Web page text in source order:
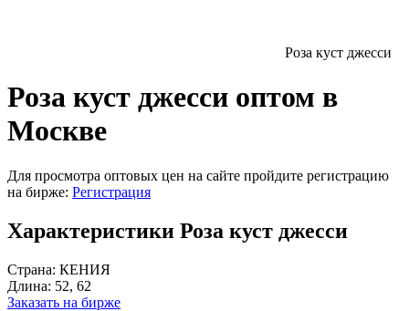
Роза куст джесси
Роза куст джесси оптом в
Москве
Для просмотра оптовых цен на сайте пройдите регистрацию
на бирже: Регистрация
Характеристики Роза куст джесси
Страна: КЕНИЯ
Длина: 52, 62
Заказать на бирже